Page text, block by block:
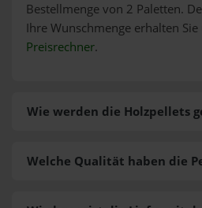
Bestellmenge von 2 Paletten.
Ihre Wunschmenge erhalten
Preisrechner.
Wie werden die Holzpellets
Welche Qualität haben die